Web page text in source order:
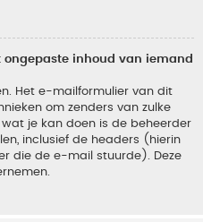
ongepaste inhoud van iemand
Het e-mailformulier van dit
om zenders van zulke
je kan doen is de beheerder
inclusief de headers (hierin
die de e-mail stuurde). Deze